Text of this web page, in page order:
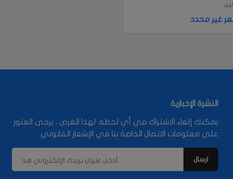
غير محدد
النشرة الإخبارية
يمكنك إلغاء الاشتراك في أي لحظة. لهذا الغرض ، يرجى العثور
على معلومات الاتصال الخاصة بنا في الإشعار القانوني.